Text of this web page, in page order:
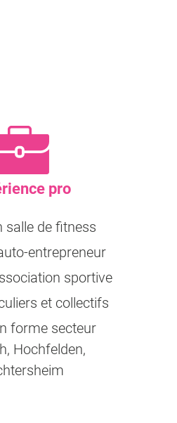
pro
salle de fitness
entrepreneur
sportive
et collectifs
forme secteur
Hochfelden,